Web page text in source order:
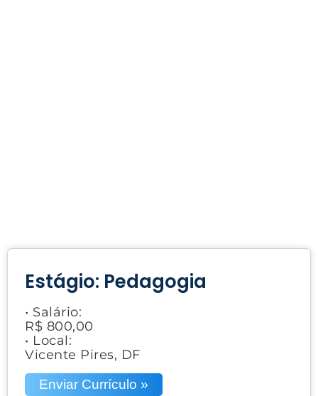
Estágio: Pedagogia
• Salário:
R$ 800,00
• Local:
Vicente Pires, DF
Enviar Currículo »